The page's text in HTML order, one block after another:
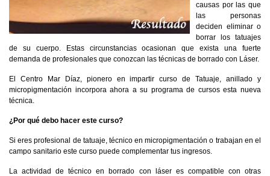
causas por las que
las personas
deciden eliminar o
borrar los tatuajes
de su cuerpo. Estas circunstancias ocasionan que exista una fuerte
demanda de profesionales que conozcan las técnicas de borrado con Láser.
El Centro Mar Díaz, pionero en impartir curso de Tatuaje, anillado y
micropigmentación incorpora ahora a su programa de cursos esta nueva
técnica.
¿Por qué debo hacer este curso?
Si eres profesional de tatuaje, técnico en micropigmentación o trabajan en el
campo sanitario este curso puede complementar tus ingresos.
La actividad de técnico en borrado con láser es compatible con otras